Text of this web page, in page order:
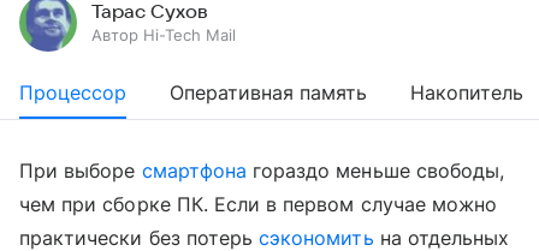
Тарас Сухов
Автор Hi-Tech Mail
Процессор Оперативная память Накопитель
При выборе смартфона гораздо меньше свободы,
чем при сборке ПК. Если в первом случае можно
практически без потерьсэкономить на отдельных